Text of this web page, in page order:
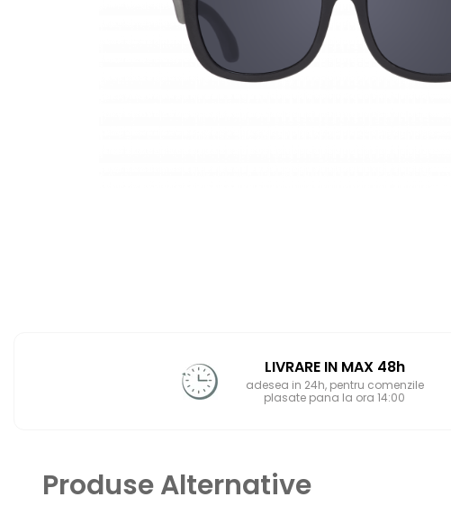
LIVRARE IN MAX 48h
adesea in 24h, pentru comenzile
plasate pana la ora 14:00
Produse Alternative